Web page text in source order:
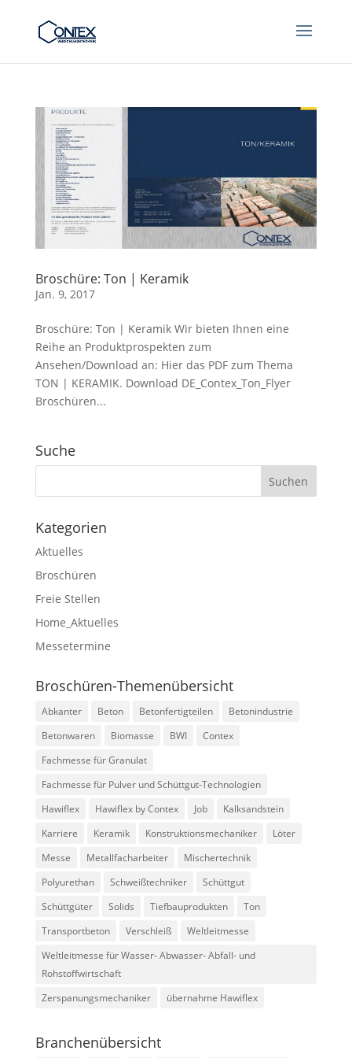
Broschüre: Ton | Keramik
Jan. 9, 2017
Broschüre: Ton | Keramik Wir bieten Ihnen eine
Reihe an Produktprospekten zum
Ansehen/Download an: Hier das PDF zum Thema
TON | KERAMIK. Download DE_Contex_Ton_Flyer
Broschüren...
Suche
Kategorien
Aktuelles
Broschüren
Freie Stellen
Home_Aktuelles
Messetermine
Broschüren-Themenübersicht
Abkanter Beton Betonfertigteilen
Betonindustrie
Betonwaren
Biomasse BWI
Contex
Fachmesse für Granulat
Fachmesse für Pulver und Schüttgut-Technologien
Hawiflex
Hawiflex by Contex Job
Kalksandstein
Karriere
Keramik Konstruktionsmechaniker
Löter
Messe
Metallfacharbeiter
Mischertechnik
Polyurethan
Schweißtechniker
Schüttgut
Schüttgüter
Solids Tiefbauprodukten
Ton
Transportbeton
Verschleiß
Weltleitmesse
Weltleitmesse für Wasser- Abwasser- Abfall- und
Rohstoffwirtschaft
Zerspanungsmechaniker
übernahme Hawiflex
Branchenübersicht